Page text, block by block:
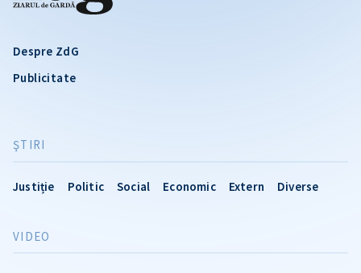
Despre ZdG
Publicitate
ŞTIRI
Justiție Politic Social Economic Extern Diverse
VIDEO